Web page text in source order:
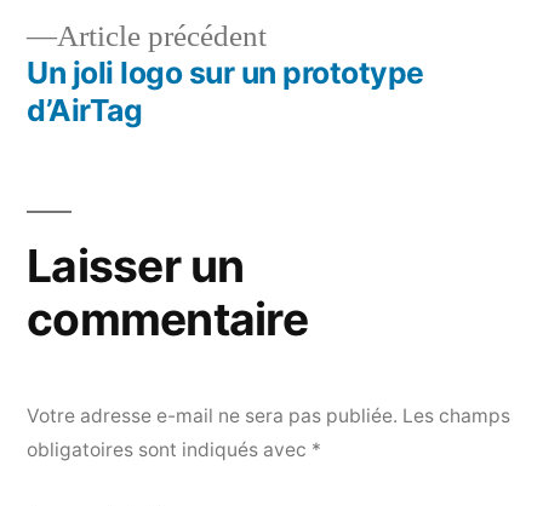
l’article
Article précédentArticle
précédent :
Un joli logo sur un prototype
d’AirTag
Laisser un
commentaire
Votre adresse e-mail ne sera pas publiée. Les champs
obligatoires sont indiqués avec *